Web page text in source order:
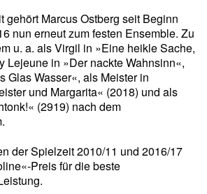
gehört Marcus Ostberg seit Beginn
nun erneut zum festen Ensemble. Zu
u. a. als Virgil in »Eine heikle Sache,
Lejeune in »Der nackte Wahnsinn«,
Glas Wasser«, als Meister in
und Margarita« (2018) und als
(2919) nach dem
der Spielzeit 2010/11 und 2016/17
Preis für die beste